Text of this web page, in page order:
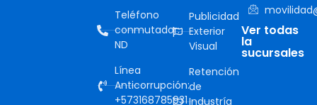
Teléfono
conmutador:
ND
Línea
Anticorrupción:
+573168785931
Publicidad
Exterior
Visual
Retención
de
Industría
Ver todas
la
sucursales